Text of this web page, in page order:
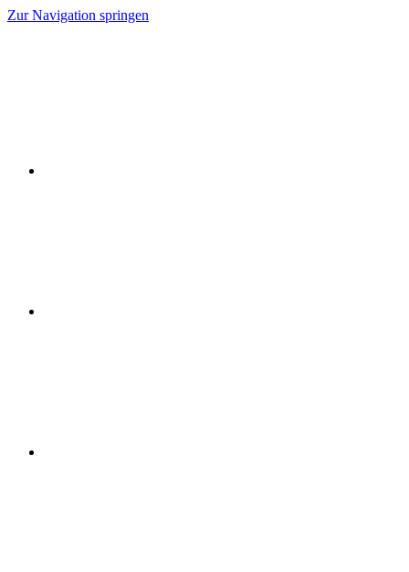
Zur Navigation springen